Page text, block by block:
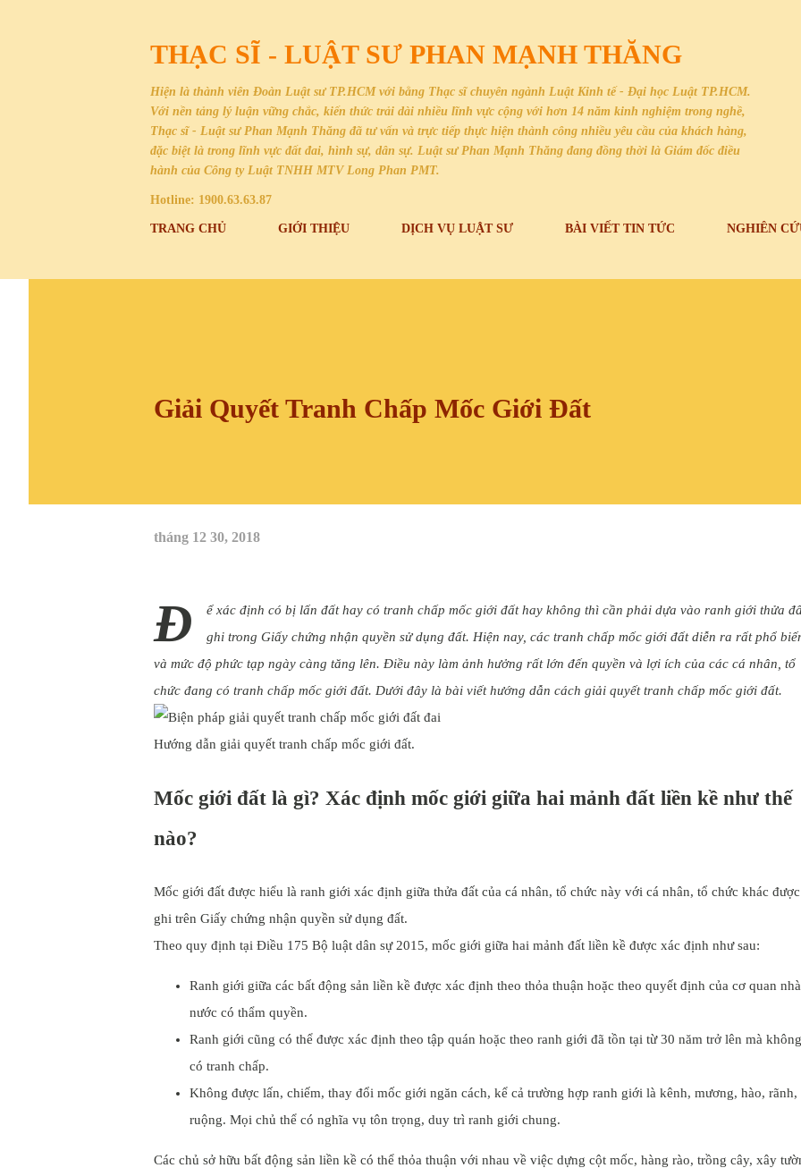
THẠC SĨ - LUẬT SƯ PHAN MẠNH THĂNG
Hiện là thành viên Đoàn Luật sư TP.HCM với bằng Thạc sĩ chuyên ngành Luật Kinh tế - Đại học Luật TP.HCM.
Với nền tảng lý luận vững chắc, kiến thức trải dài nhiều lĩnh vực cộng với hơn 14 năm kinh nghiệm trong nghề,
Thạc sĩ - Luật sư Phan Mạnh Thăng đã tư vấn và trực tiếp thực hiện thành công nhiều yêu cầu của khách hàng,
đặc biệt là trong lĩnh vực đất đai, hình sự, dân sự. Luật sư Phan Mạnh Thăng đang đồng thời là Giám đốc điều
hành của Công ty Luật TNHH MTV Long Phan PMT.
Hotline: 1900.63.63.87
TRANG CHỦ GIỚI THIỆU DỊCH VỤ LUẬT SƯ BÀI VIẾT TIN TỨC NGHIÊN
Giải Quyết Tranh Chấp Mốc Giới Đất
tháng 12 30, 2018
Đ
ể xác định có bị lấn đất hay có tranh chấp mốc giới đất hay không thì cần phải dựa vào ranh giới thửa
ghi trong Giấy chứng nhận quyền sử dụng đất. Hiện nay, các tranh chấp mốc giới đất diễn ra rất phổ
và mức độ phức tạp ngày càng tăng lên. Điều này làm ảnh hưởng rất lớn đến quyền và lợi ích của các cá nhân, tổ
chức đang có tranh chấp mốc giới đất. Dưới đây là bài viết hướng dẫn cách giải quyết tranh chấp mốc giới đất.
Hướng dẫn giải quyết tranh chấp mốc giới đất.
Mốc giới đất là gì? Xác định mốc giới giữa hai mảnh đất liền kề như thế
nào?
Mốc giới đất được hiểu là ranh giới xác định giữa thửa đất của cá nhân, tổ chức này với cá nhân, tổ chức khác được
ghi trên Giấy chứng nhận quyền sử dụng đất.
Theo quy định tại Điều 175 Bộ luật dân sự 2015, mốc giới giữa hai mảnh đất liền kề được xác định như sau:
Ranh giới giữa các bất động sản liền kề được xác định theo thỏa thuận hoặc theo quyết định của cơ quan nhà
nước có thẩm quyền.
Ranh giới cũng có thể được xác định theo tập quán hoặc theo ranh giới đã tồn tại từ 30 năm trở lên mà không
có tranh chấp.
Không được lấn, chiếm, thay đổi mốc giới ngăn cách, kể cả trường hợp ranh giới là kênh, mương, hào, rãnh,
ruộng. Mọi chủ thể có nghĩa vụ tôn trọng, duy trì ranh giới chung.
Các chủ sở hữu bất động sản liền kề có thể thỏa thuận với nhau về việc dựng cột mốc, hàng rào, trồng cây, xây